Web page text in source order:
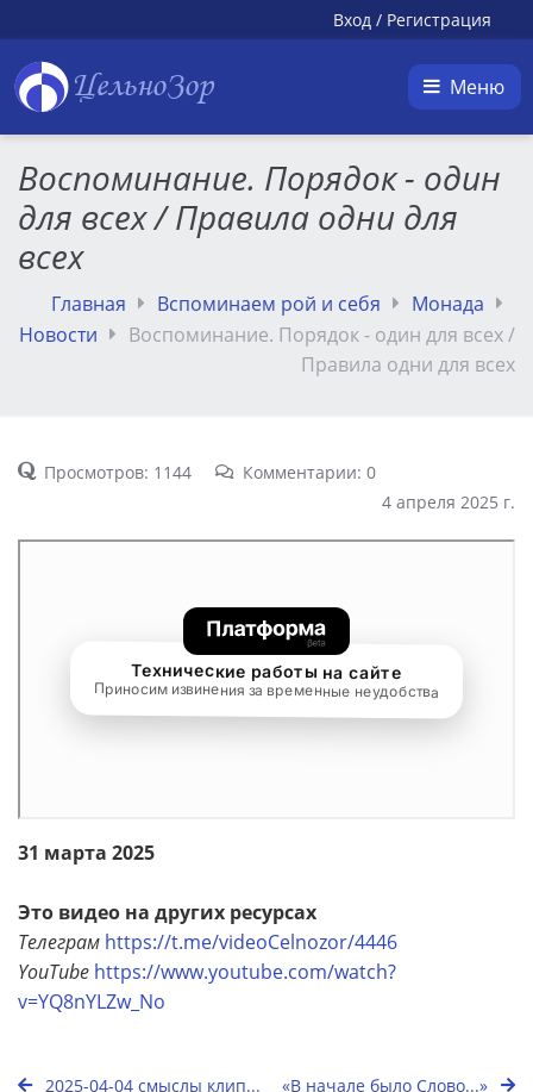
Вход / Регистрация
ЦельноЗор Меню
Воспоминание. Порядок - один
для всех / Правила одни для
всех
Главная Вспоминаем рой и себя
Монада
Новости
Воспоминание. Порядок - один для всех /
Правила одни для всех
Просмотров: 1144
Комментарии: 0
4 апреля 2025 г.
31 марта 2025
Это видео на других ресурсах
Телеграм https://t.me/videoCelnozor/4446
YouTube https://www.youtube.com/watch?
v=YQ8nYLZw_No
2025-04-04 смыслы клип... «В начале было Слово...»